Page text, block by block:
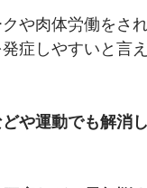
や肉体労働をさ
症しやすいと言え
や運動でも解消